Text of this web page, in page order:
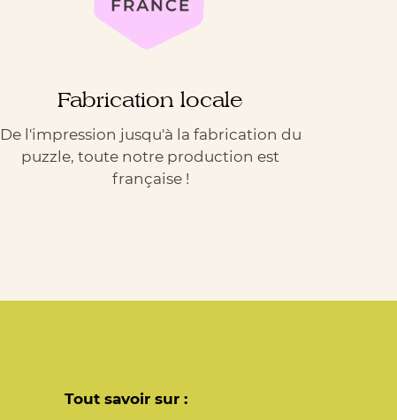
Fabrication locale
De l'impression jusqu'à la fabrication du
puzzle, toute notre production est
française !
Tout savoir sur :